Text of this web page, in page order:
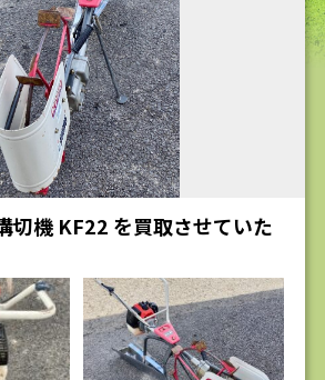
切機 KF22 を買取させていた